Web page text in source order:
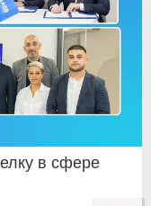
в сфере